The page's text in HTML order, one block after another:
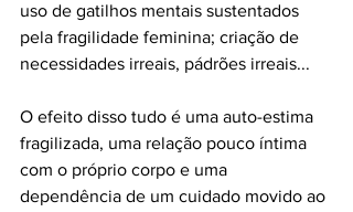
uso de gatilhos mentais sustentados
pela fragilidade feminina; criação de
necessidades irreais, pádrões irreais...
O efeito disso tudo é uma auto-estima
fragilizada, uma relação pouco íntima
com o próprio corpo e uma
dependência de um cuidado movido ao